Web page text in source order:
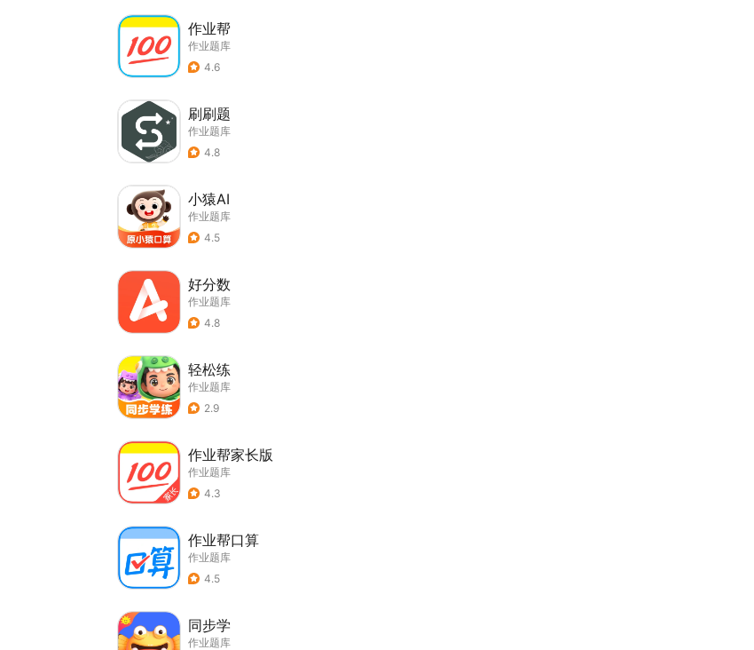
作业帮
作业题库
4.6
刷刷题
作业题库
4.8
小猿AI
作业题库
4.5
好分数
作业题库
4.8
轻松练
作业题库
2.9
作业帮家长版
作业题库
4.3
作业帮口算
作业题库
4.5
同步学
作业题库